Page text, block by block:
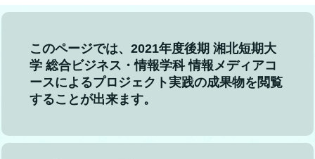
このページでは、2021年度後期 湘北短期大
学 総合ビジネス・情報学科 情報メディアコ
ースによるプロジェクト実践の成果物を閲覧
することが出来ます。